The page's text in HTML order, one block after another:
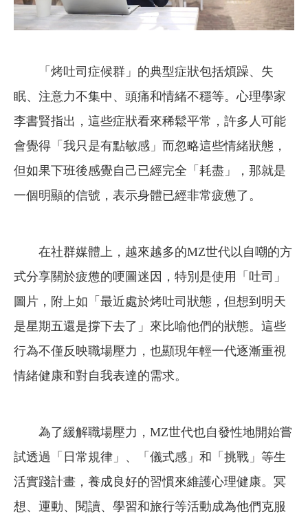
「烤吐司症候群」的典型症狀包括煩躁、失
眠、注意力不集中、頭痛和情緒不穩等。心理學家
李書賢指出，這些症狀看來稀鬆平常，許多人可能
會覺得「我只是有點敏感」而忽略這些情緒狀態，
但如果下班後感覺自己已經完全「耗盡」，那就是
一個明顯的信號，表示身體已經非常疲憊了。
在社群媒體上，越來越多的MZ世代以自嘲的方
式分享關於疲憊的哽圖迷因，特別是使用「吐司」
圖片，附上如「最近處於烤吐司狀態，但想到明天
是星期五還是撐下去了」來比喻他們的狀態。這些
行為不僅反映職場壓力，也顯現年輕一代逐漸重視
情緒健康和對自我表達的需求。
為了緩解職場壓力，MZ世代也自發性地開始嘗
試透過「日常規律」、「儀式感」和「挑戰」等生
活實踐計畫，養成良好的習慣來維護心理健康。冥
想、運動、閱讀、學習和旅行等活動成為他們克服